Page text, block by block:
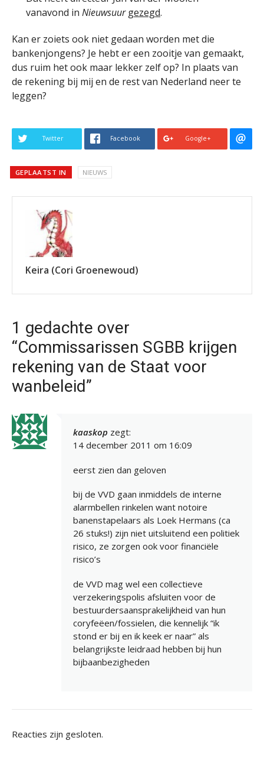
vanavond in Nieuwsuurgezegd.
Kan er zoiets ook niet gedaan worden met die
bankenjongens? Je hebt er een zooitje van gemaakt,
dus ruim het ook maar lekker zelf op? In plaats van
de rekening bij mij en de rest van Nederland neer te
leggen?
Twitter Facebook Google+
GEPLAATST IN NIEUWS
Keira (Cori Groenewoud)
1 gedachte over
“Commissarissen SGBB krijgen
rekening van de Staat voor
wanbeleid”
kaaskop zegt:
14 december 2011 om 16:09
eerst zien dan geloven
bij de VVD gaan inmiddels de interne
alarmbellen rinkelen want notoire
banenstapelaars als Loek Hermans (ca
26 stuks!) zijn niet uitsluitend een politiek
risico, ze zorgen ook voor financiële
risico’s
de VVD mag wel een collectieve
verzekeringspolis afsluiten voor de
bestuurdersaansprakelijkheid van hun
coryfeëen/fossielen, die kennelijk “ik
stond er bij en ik keek er naar” als
belangrijkste leidraad hebben bij hun
bijbaanbezigheden
Reacties zijn gesloten.